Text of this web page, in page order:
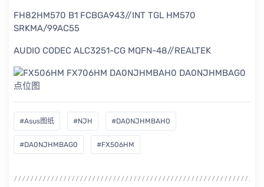
FH82HM570 B1 FCBGA943//INT TGL HM570
SRKMA/99AC55
AUDIO CODEC ALC3251-CG MQFN-48//REALTEK
#Asus图纸 #NJH #DA0NJHMBAH0
#DA0NJHMBAG0 #FX506HM